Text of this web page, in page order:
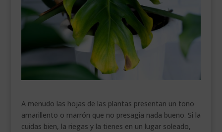
___________________________
VEURE EN CATALÀ
A menudo las hojas de las plantas presentan un tono
amarillento o marrón que no presagia nada bueno. Si la
cuidas bien, la riegas y la tienes en un lugar soleado,